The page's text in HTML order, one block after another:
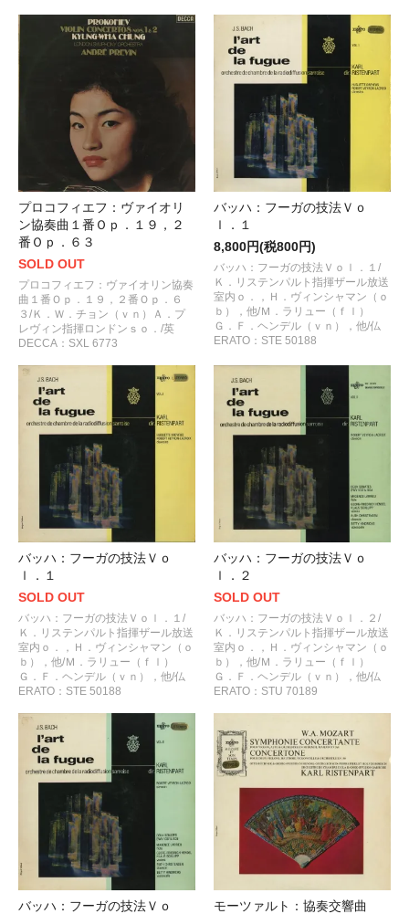
プロコフィエフ：ヴァイオリ
ン協奏曲１番Ｏｐ．１９，２
番Ｏｐ．６３
SOLD OUT
プロコフィエフ：ヴァイオリン協奏
曲１番Ｏｐ．１９，２番Ｏｐ．６
３/Ｋ．Ｗ．チョン（ｖｎ）Ａ．プ
レヴィン指揮ロンドンｓｏ．/英
DECCA：SXL 6773
バッハ：フーガの技法Ｖｏ
ｌ．１
8,800円(税800円)
バッハ：フーガの技法Ｖｏｌ．１/
Ｋ．リステンパルト指揮ザール放送
室内ｏ．，Ｈ．ヴィンシャマン（ｏ
ｂ），他/Ｍ．ラリュー（ｆｌ）
Ｇ．Ｆ．ヘンデル（ｖｎ），他/仏
ERATO：STE 50188
バッハ：フーガの技法Ｖｏ
ｌ．１
SOLD OUT
バッハ：フーガの技法Ｖｏｌ．１/
Ｋ．リステンパルト指揮ザール放送
室内ｏ．，Ｈ．ヴィンシャマン（ｏ
ｂ），他/Ｍ．ラリュー（ｆｌ）
Ｇ．Ｆ．ヘンデル（ｖｎ），他/仏
ERATO：STE 50188
バッハ：フーガの技法Ｖｏ
ｌ．２
SOLD OUT
バッハ：フーガの技法Ｖｏｌ．２/
Ｋ．リステンパルト指揮ザール放送
室内ｏ．，Ｈ．ヴィンシャマン（ｏ
ｂ），他/Ｍ．ラリュー（ｆｌ）
Ｇ．Ｆ．ヘンデル（ｖｎ），他/仏
ERATO：STU 70189
バッハ：フーガの技法Ｖｏ
モーツァルト：協奏交響曲